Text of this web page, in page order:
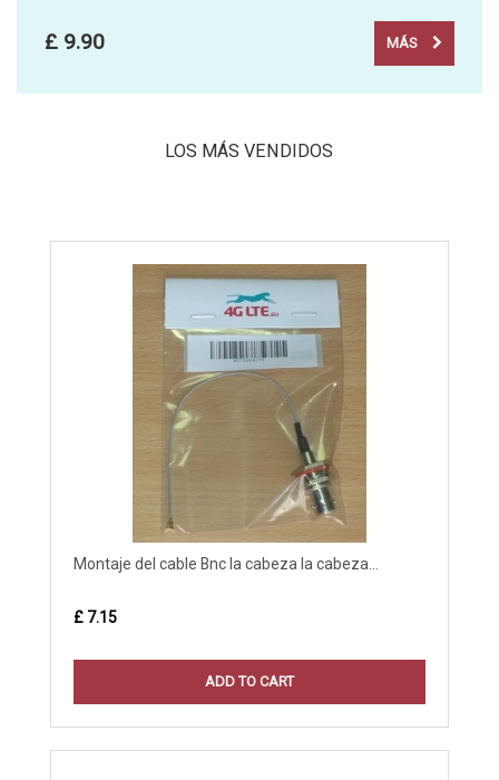
£ 9.90 MÁS
LOS MÁS VENDIDOS
Montaje del cable Bnc la cabeza la cabeza...
£ 7.15
ADD TO CART